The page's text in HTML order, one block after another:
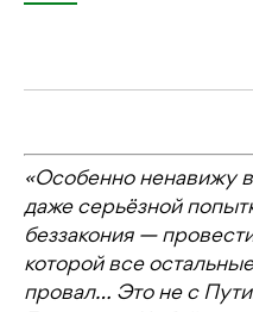
«Особенно ненавижу
даже серьёзной
беззакония —
которой все
провал… Это не с